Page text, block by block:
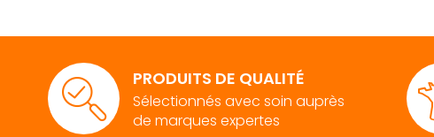
moto sra ?
PRODUITS DE QUALITÉ
Sélectionnés avec soin auprès
de marques expertes